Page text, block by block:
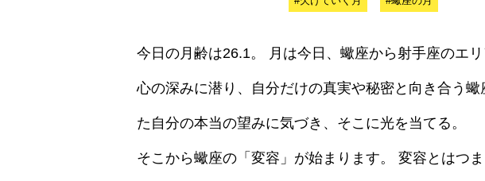
今日の月齢は26.1。 月は今日、蠍座から射手座のエリ
心の深みに潜り、自分だけの真実や秘密と向き合う蠍
た自分の本当の望みに気づき、そこに光を当てる。
そこから蠍座の「変容」が始まります。 変容とはつ